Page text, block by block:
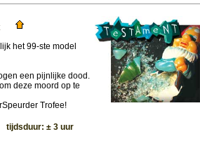
het 99-ste model
een pijnlijke dood.
deze moord op te
Trofee!
± 3 uur